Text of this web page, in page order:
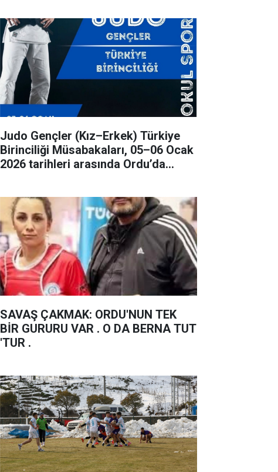
Judo Gençler (Kız–Erkek) Türkiye
Birinciliği Müsabakaları, 05–06 Ocak
2026 tarihleri arasında Ordu’da
SAVAŞ ÇAKMAK: ORDU'NUN TEK
BİR GURURU VAR . O DA BERNA TUT
'TUR .